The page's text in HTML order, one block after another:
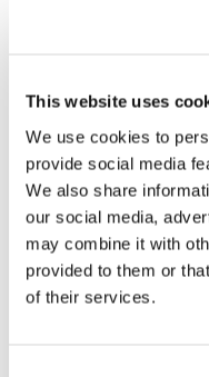
This website uses
We use cookies to
provide social media
We also share
our social media,
may combine it with
provided to them or
of their services.
Sadržaji
Sadržaji u sobi uključuju:
AC